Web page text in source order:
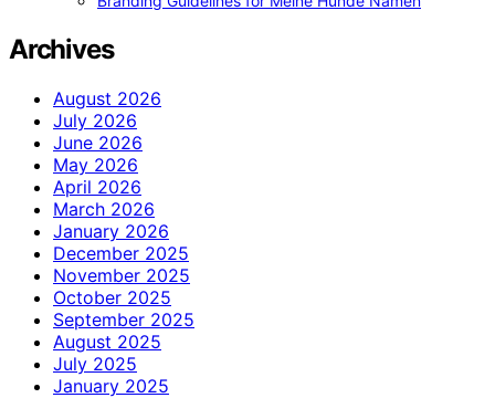
Archives
August 2026
July 2026
June 2026
May 2026
April 2026
March 2026
January 2026
December 2025
November 2025
October 2025
September 2025
August 2025
July 2025
January 2025